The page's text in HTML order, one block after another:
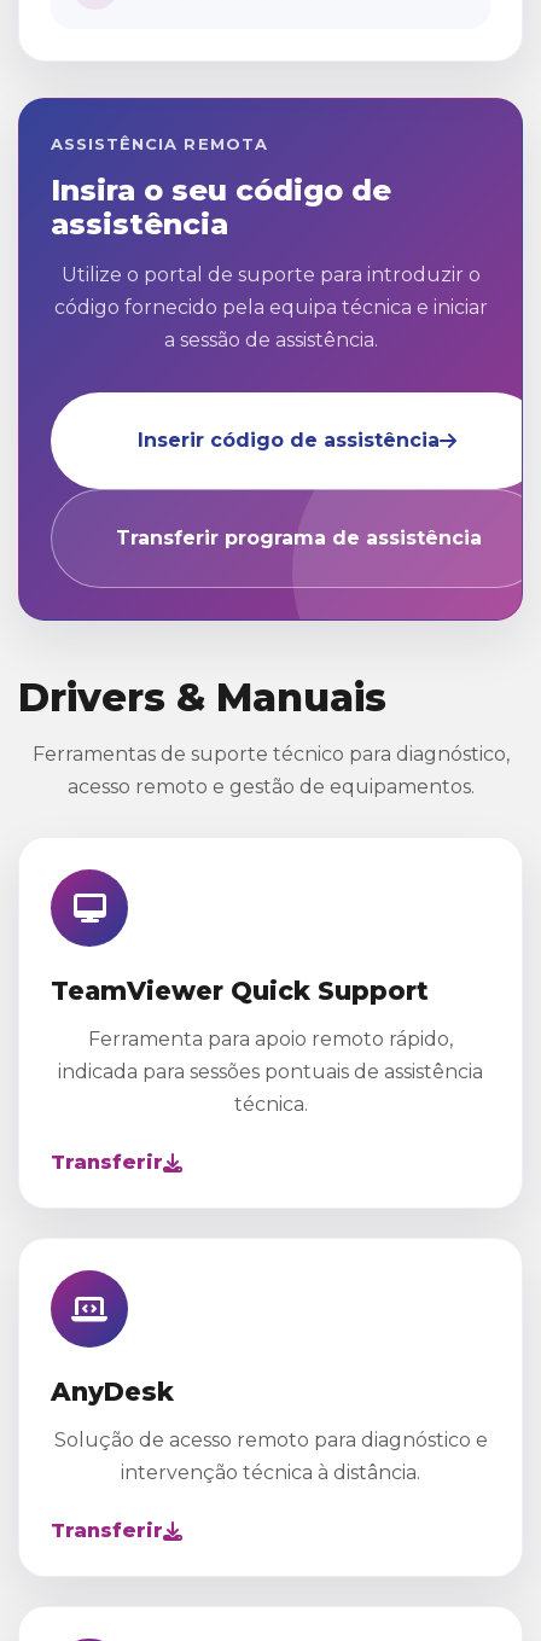
ASSISTÊNCIA REMOTA
Insira o seu código de
assistência
Utilize o portal de suporte para introduzir o
código fornecido pela equipa técnica e iniciar
a sessão de assistência.
Inserir código de assistência
Transferir programa de assistência
Drivers & Manuais
Ferramentas de suporte técnico para diagnóstico,
acesso remoto e gestão de equipamentos.
TeamViewer Quick Support
Ferramenta para apoio remoto rápido,
indicada para sessões pontuais de assistência
técnica.
Transferir
AnyDesk
Solução de acesso remoto para diagnóstico e
intervenção técnica à distância.
Transferir